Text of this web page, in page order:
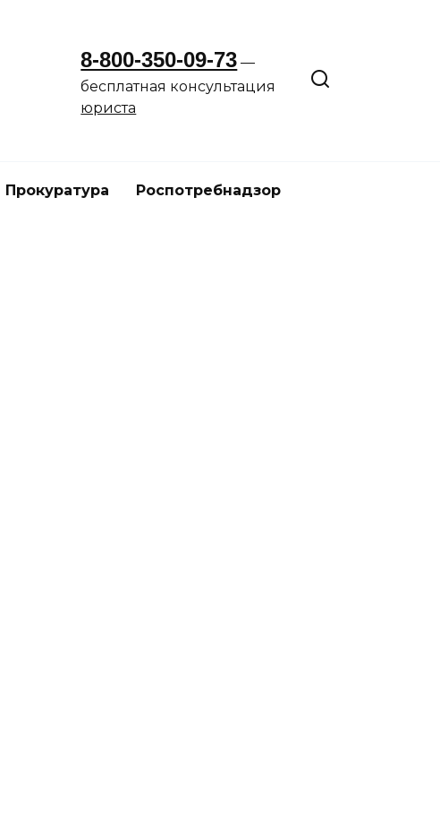
8-800-350-09-73 —
бесплатная консультация
юриста
Прокуратура Роспотребнадзор